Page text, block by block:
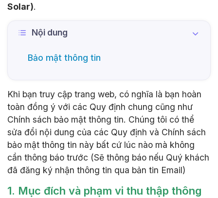
Solar).
Nội dung
Bảo mật thông tin
Khi bạn truy cập trang web, có nghĩa là bạn hoàn
toàn đồng ý với các Quy định chung cũng như
Chính sách bảo mật thông tin. Chúng tôi có thể
sửa đổi nội dung của các Quy định và Chính sách
bảo mật thông tin này bất cứ lúc nào mà không
cần thông báo trước (Sẽ thông báo nếu Quý khách
đã đăng ký nhận thông tin qua bản tin Email)
1. Mục đích và phạm vi thu thập thông